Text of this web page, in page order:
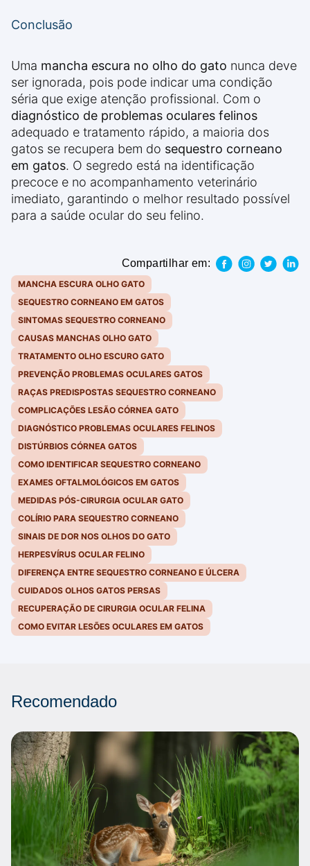
Conclusão
Uma mancha escura no olho do gato nunca deve
ser ignorada, pois pode indicar uma condição
séria que exige atenção profissional. Com o
diagnóstico de problemas oculares felinos
adequado e tratamento rápido, a maioria dos
gatos se recupera bem do sequestro corneano
em gatos. O segredo está na identificação
precoce e no acompanhamento veterinário
imediato, garantindo o melhor resultado possível
para a saúde ocular do seu felino.
Compartilhar em:
MANCHA ESCURA OLHO GATO
SEQUESTRO CORNEANO EM GATOS
SINTOMAS SEQUESTRO CORNEANO
CAUSAS MANCHAS OLHO GATO
TRATAMENTO OLHO ESCURO GATO
PREVENÇÃO PROBLEMAS OCULARES GATOS
RAÇAS PREDISPOSTAS SEQUESTRO CORNEANO
COMPLICAÇÕES LESÃO CÓRNEA GATO
DIAGNÓSTICO PROBLEMAS OCULARES FELINOS
DISTÚRBIOS CÓRNEA GATOS
COMO IDENTIFICAR SEQUESTRO CORNEANO
EXAMES OFTALMOLÓGICOS EM GATOS
MEDIDAS PÓS-CIRURGIA OCULAR GATO
COLÍRIO PARA SEQUESTRO CORNEANO
SINAIS DE DOR NOS OLHOS DO GATO
HERPESVÍRUS OCULAR FELINO
DIFERENÇA ENTRE SEQUESTRO CORNEANO E ÚLCERA
CUIDADOS OLHOS GATOS PERSAS
RECUPERAÇÃO DE CIRURGIA OCULAR FELINA
COMO EVITAR LESÕES OCULARES EM GATOS
Recomendado